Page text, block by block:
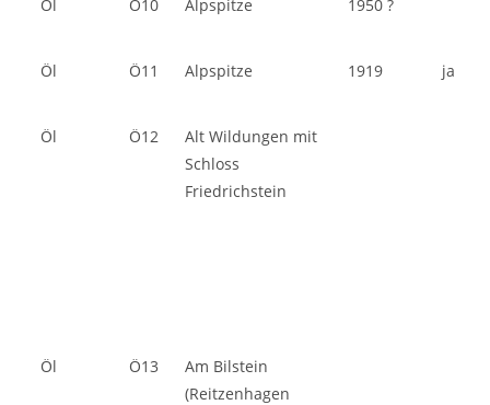
Öl Ö10 Alpspitze 1950 ?
Öl Ö11 Alpspitze 1919 ja
Öl Ö12
Alt Wildungen mit
Schloss
Friedrichstein
Öl Ö13
Am Bilstein
(Reitzenhagen